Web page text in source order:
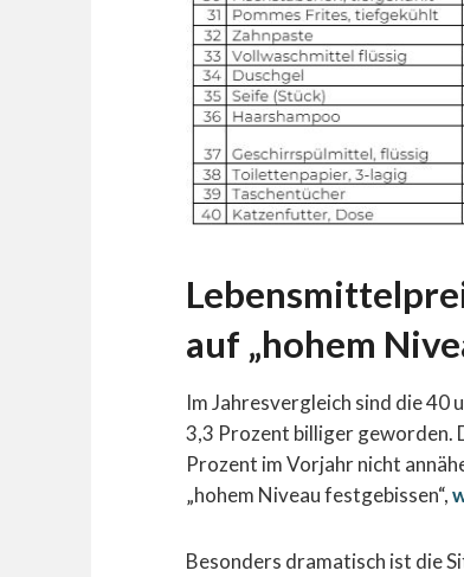
auf „hohem
Im Jahresvergleich sind die 40
3,3 Prozent billiger geworden.
Prozent im Vorjahr nicht
„hohem Niveau festgebissen“,
Besonders dramatisch ist die